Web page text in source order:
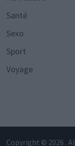
Santé
Sexo
Sport
Voyage
Copyright © 2026 .